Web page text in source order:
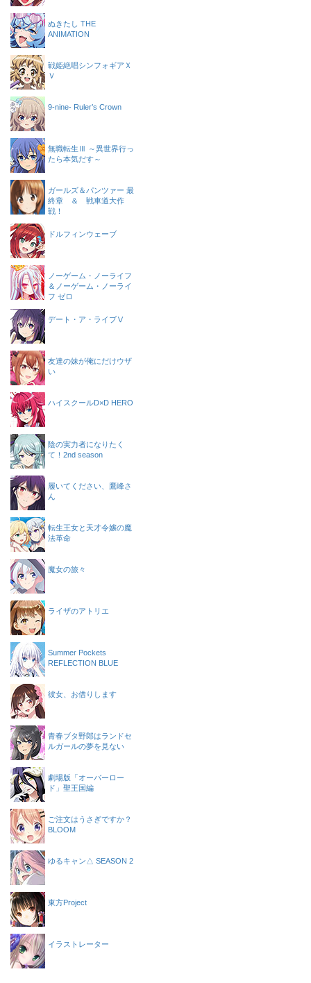
ぬきたし THE
ANIMATION
戦姫絶唱シンフォギアＸ
Ｖ
9-nine- Ruler’s Crown
無職転生Ⅲ ～異世界行っ
たら本気だす～
ガールズ＆パンツァー 最
終章 ＆ 戦車道大作
戦！
ドルフィンウェーブ
ノーゲーム・ノーライフ
＆ノーゲーム・ノーライ
フ ゼロ
デート・ア・ライブⅤ
友達の妹が俺にだけウザ
い
ハイスクールD×D HERO
陰の実力者になりたく
て！2nd season
履いてください、鷹峰さ
ん
転生王女と天才令嬢の魔
法革命
魔女の旅々
ライザのアトリエ
Summer Pockets
REFLECTION BLUE
彼女、お借りします
青春ブタ野郎はランドセ
ルガールの夢を見ない
劇場版「オーバーロー
ド」聖王国編
ご注文はうさぎですか？
BLOOM
ゆるキャン△ SEASON 2
東方Project
イラストレーター